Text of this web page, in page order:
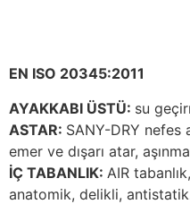
EN ISO 20345:2011
AYAKKABI ÜSTÜ: su
ASTAR: SANY-DRY
emer ve dışarı atar,
İÇ TABANLIK: AIR
anatomik, delikli,